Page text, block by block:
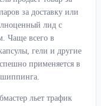
за доставку или
лид с
Чаще всего в
гели и другие
применяется в
льет трафик